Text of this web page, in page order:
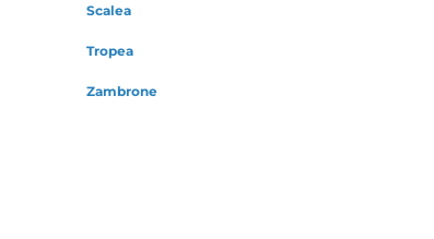
Scalea
Tropea
Zambrone